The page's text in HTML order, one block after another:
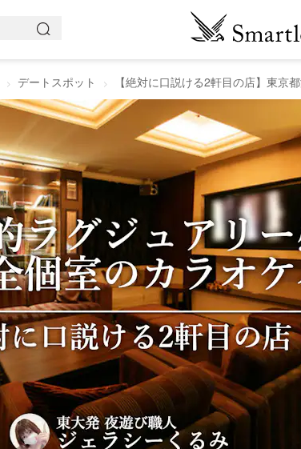
デートスポット 【絶対に口説ける2軒目の店】東京